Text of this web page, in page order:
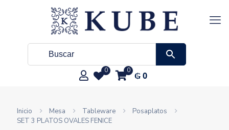
0 0 ₲0
Inicio Mesa Tableware
Posaplatos
SET 3 PLATOS OVALES FENICE